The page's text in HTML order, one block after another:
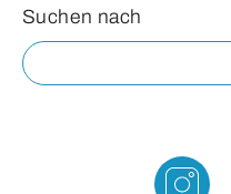
Suchformular
Suchen nach